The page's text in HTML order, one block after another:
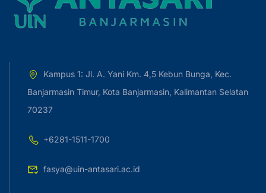
Kampus 1: Jl. A. Yani Km. 4,5 Kebun Bunga, Kec.
Banjarmasin Timur, Kota Banjarmasin, Kalimantan Selatan
70237
+6281-1511-1700
fasya@uin-antasari.ac.id